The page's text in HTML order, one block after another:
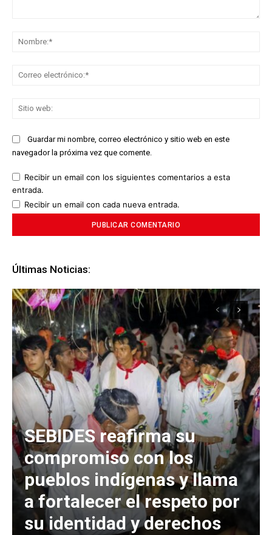
Guardar mi nombre, correo electrónico y sitio web en este
navegador la próxima vez que comente.
Recibir un email con los siguientes comentarios a esta
entrada.
Recibir un email con cada nueva entrada.
Últimas Noticias:
SEBIDES reafirma su
compromiso con los
pueblos indígenas y llama
a fortalecer el respeto por
su identidad y derechos